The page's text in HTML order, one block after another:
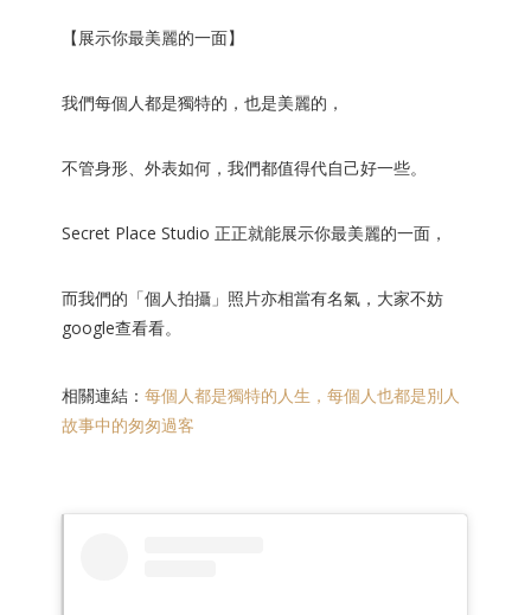
【展示你最美麗的一面】
我們每個人都是獨特的，也是美麗的，
不管身形、外表如何，我們都值得代自己好一些。
Secret Place Studio 正正就能展示你最美麗的一面，
而我們的「個人拍攝 」照片亦相當有名氣，大家不妨
google查看看。
相關連結：每個人都是獨特的人生，每個人也都是別人
故事中的匆匆過客